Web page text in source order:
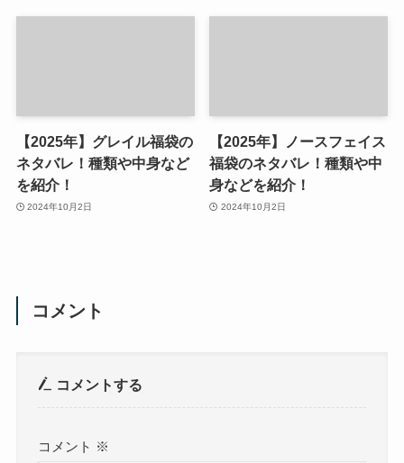
【2025年】グレイル福袋の
ネタバレ！種類や中身など
を紹介！
2024年10月2日
【2025年】ノースフェイス
福袋のネタバレ！種類や中
身などを紹介！
2024年10月2日
コメント
コメントする
コメント ※